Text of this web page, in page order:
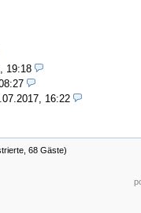
19:18
16:22
68 Gäste)